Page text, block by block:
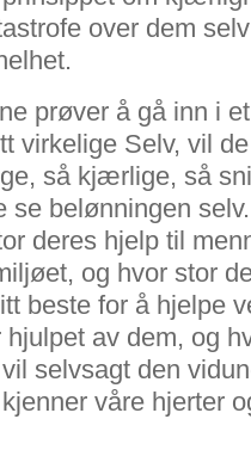
over dem
prøver å gå inn i
virkelige Selv, vil
så kjærlige, så
se belønningen
deres hjelp til
og hvor stor
beste for å hjelpe
av dem, og
selvsagt den
våre hjerter